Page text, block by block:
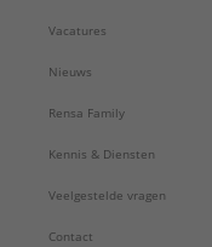
Vacatures
Nieuws
Rensa Family
Kennis & Diensten
Veelgestelde vragen
Contact